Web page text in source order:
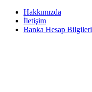
Hakkımızda
İletişim
Banka Hesap Bilgileri